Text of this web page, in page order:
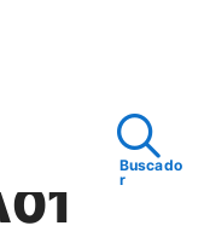
Buscado
r